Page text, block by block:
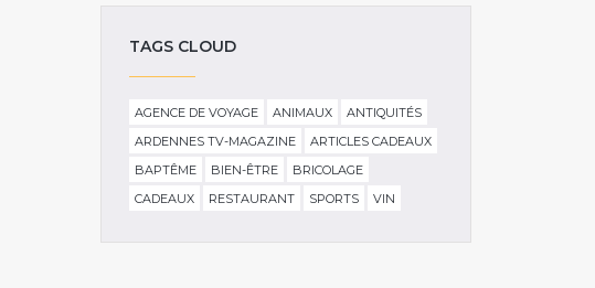
TAGS CLOUD
AGENCE DE VOYAGE ANIMAUX
ANTIQUITÉS
ARDENNES TV-MAGAZINE
ARTICLES CADEAUX
BAPTÊME
BIEN-ÊTRE
BRICOLAGE
CADEAUX
RESTAURANT SPORTS VIN